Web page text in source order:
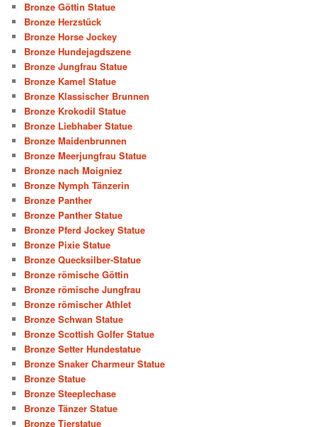
Bronze Göttin Statue
Bronze Herzstück
Bronze Horse Jockey
Bronze Hundejagdszene
Bronze Jungfrau Statue
Bronze Kamel Statue
Bronze Klassischer Brunnen
Bronze Krokodil Statue
Bronze Liebhaber Statue
Bronze Maidenbrunnen
Bronze Meerjungfrau Statue
Bronze nach Moigniez
Bronze Nymph Tänzerin
Bronze Panther
Bronze Panther Statue
Bronze Pferd Jockey Statue
Bronze Pixie Statue
Bronze Quecksilber-Statue
Bronze römische Göttin
Bronze römische Jungfrau
Bronze römischer Athlet
Bronze Schwan Statue
Bronze Scottish Golfer Statue
Bronze Setter Hundestatue
Bronze Snaker Charmeur Statue
Bronze Statue
Bronze Steeplechase
Bronze Tänzer Statue
Bronze Tierstatue